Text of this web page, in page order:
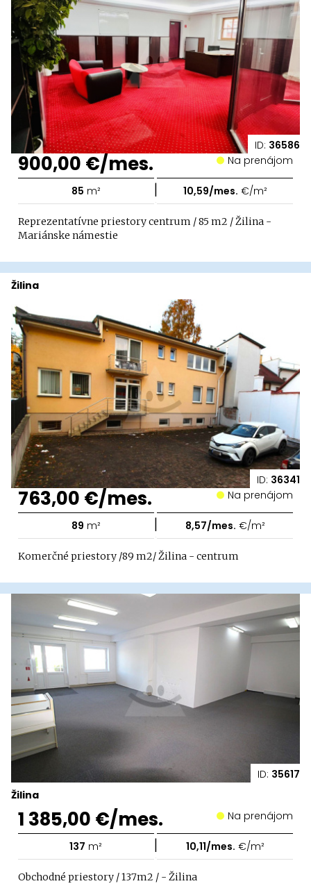
ID: 36586
900,00 €/mes. Na prenájom
85 m² | 10,59/mes. €/m²
Reprezentatívne priestory centrum / 85 m2 / Žilina -
Mariánske námestie
ID: 36341
Žilina
763,00 €/mes. Na prenájom
89 m² | 8,57/mes. €/m²
Komerčné priestory /89 m2/ Žilina - centrum
ID: 35617
Žilina
1 385,00 €/mes. Na prenájom
137 m² | 10,11/mes. €/m²
Obchodné priestory / 137m2 / - Žilina